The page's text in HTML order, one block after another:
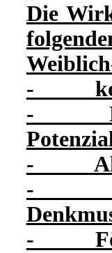
Die
-
-
-
-
-